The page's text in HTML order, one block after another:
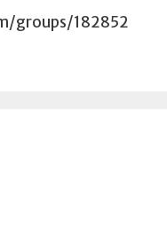
groups/182852